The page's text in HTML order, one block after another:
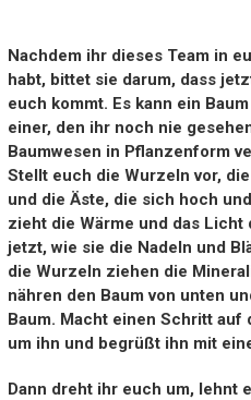
Nachdem ihr dieses Team in
habt, bittet sie darum, dass
euch kommt. Es kann ein
einer, den ihr noch nie
Baumwesen in Pflanzenform
Stellt euch die Wurzeln vor,
und die Äste, die sich hoch
zieht die Wärme und das
jetzt, wie sie die Nadeln und
die Wurzeln ziehen die
nähren den Baum von unten
Baum. Macht einen Schritt auf
um ihn und begrüßt ihn mit
Dann dreht ihr euch um, lehnt